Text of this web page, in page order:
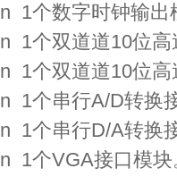
n 1个数字时钟输出
n 1个双道道10位高
n 1个双道道10位高
n 1个串行A/D转换
n 1个串行D/A转换
n 1个VGA接口模块